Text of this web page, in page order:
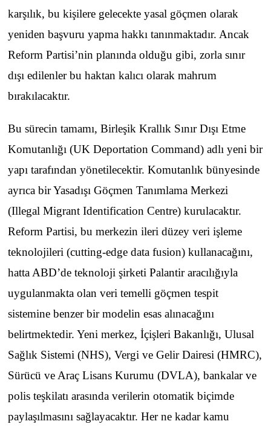
karşılık, bu kişilere gelecekte yasal göçmen olarak
yeniden başvuru yapma hakkı tanınmaktadır. Ancak
Reform Partisi’nin planında olduğu gibi, zorla sınır
dışı edilenler bu haktan kalıcı olarak mahrum
bırakılacaktır.
Bu sürecin tamamı, Birleşik Krallık Sınır Dışı Etme
Komutanlığı (UK Deportation Command) adlı yeni bir
yapı tarafından yönetilecektir. Komutanlık bünyesinde
ayrıca bir Yasadışı Göçmen Tanımlama Merkezi
(Illegal Migrant Identification Centre) kurulacaktır.
Reform Partisi, bu merkezin ileri düzey veri işleme
teknolojileri (cutting-edge data fusion) kullanacağını,
hatta ABD’de teknoloji şirketi Palantir aracılığıyla
uygulanmakta olan veri temelli göçmen tespit
sistemine benzer bir modelin esas alınacağını
belirtmektedir. Yeni merkez, İçişleri Bakanlığı, Ulusal
Sağlık Sistemi (NHS), Vergi ve Gelir Dairesi (HMRC),
Sürücü ve Araç Lisans Kurumu (DVLA), bankalar ve
polis teşkilatı arasında verilerin otomatik biçimde
paylaşılmasını sağlayacaktır. Her ne kadar kamu